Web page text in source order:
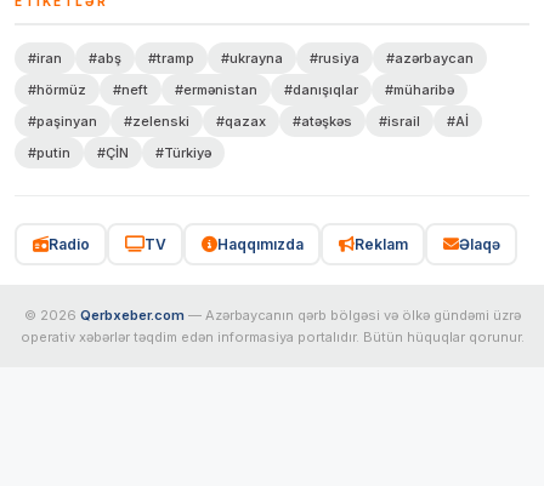
#iran #abş #tramp #ukrayna #rusiya
#azərbaycan
#hörmüz
#neft #ermənistan #danışıqlar
#müharibə
#paşinyan
#zelenski #qazax #atəşkəs #israil
#Aİ
#putin
#ÇİN #Türkiyə
Radio TV Haqqımızda Reklam Əlaqə
© 2026 Qerbxeber.com — Azərbaycanın qərb bölgəsi və ölkə gündəmi üzrə
operativ xəbərlər təqdim edən informasiya portalıdır. Bütün hüquqlar qorunur.